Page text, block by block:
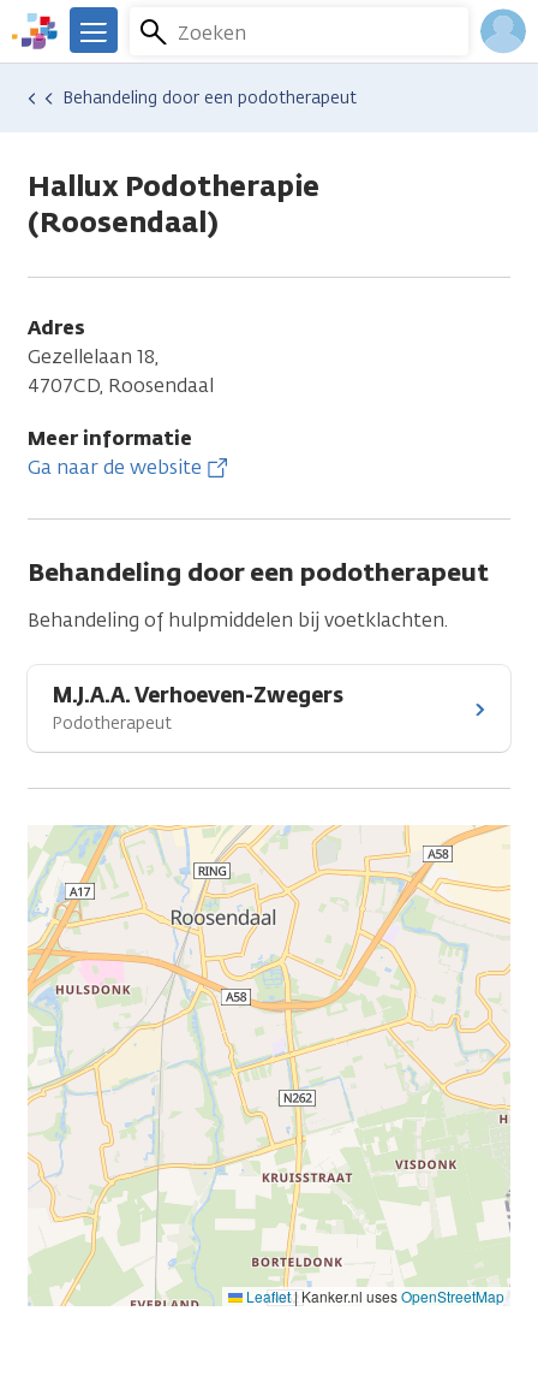
Overslaan
en
naar
We
er
Kanker.nl
Zoeken
Menu
Hulp en ondersteuning
Vind hulp bij kanker
Energie en bewegen
Sport en bewegen
Behandeling door een podotherapeut
Hallux Podotherapie
(Roosendaal)
Adres
Gezellelaan 18,
4707CD, Roosendaal
Meer informatie
Ga naar de website
Behandeling door een podotherapeut
Behandeling of hulpmiddelen bij voetklachten.
M.J.A.A. Verhoeven-Zwegers
Podotherapeut
Leaflet|Kanker.nl usesOpenStreetMap